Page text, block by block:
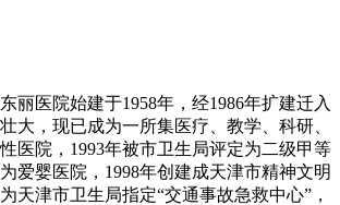
医院始建于1958年，经1986年扩建迁入
大，现已成为一所集医疗、教学、科研、
医院，1993年被市卫生局评定为二级甲等
爱婴医院，1998年创建成天津市精神文明
天津市卫生局指定“交通事故急救中心”，